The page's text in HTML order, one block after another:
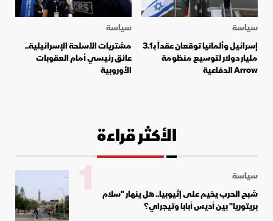
سياسة
إسرائيل وألمانيا توقعان عقداً بـ3.1
مليار دولار لتوسيع منظومة
Arrow الدفاعية
سياسة
مشتريات الأسلحة الإسرائيلية..
عائق رئيسي أمام العقوبات
الأوروبية
الأكثر قراءة
سياسة
شبح الحرب يخيم على إثيوبيا.. هل ينهار "سلام
بريتوريا" بين أديس أبابا وتيجراي؟
1